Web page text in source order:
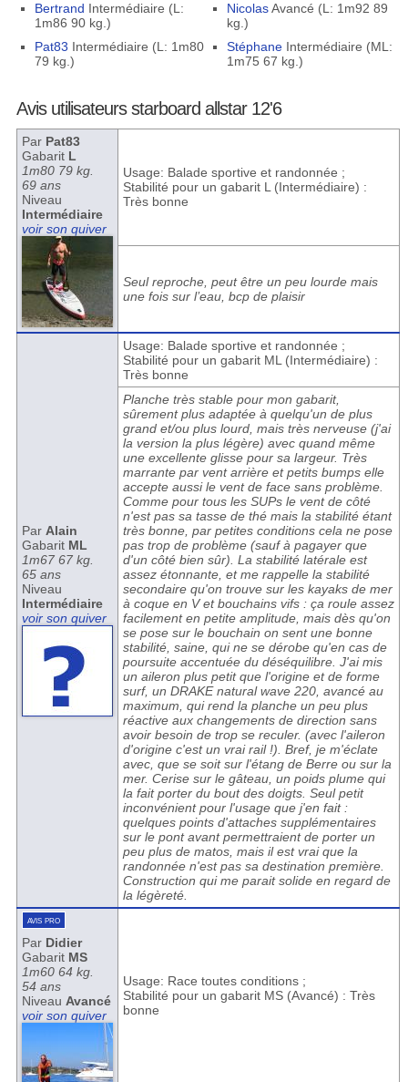
Bertrand Intermédiaire (L:
1m86 90 kg.)
Pat83 Intermédiaire (L: 1m80
79 kg.)
NicolasAvancé (L: 1m92 89
kg.)
StéphaneIntermédiaire (ML:
1m75 67 kg.)
Avis utilisateurs starboard allstar 12'6
Par Pat83
Gabarit L
1m80 79 kg.
69 ans
Niveau
Intermédiaire
voir son quiver
Usage: Balade sportive et randonnée ;
Stabilité pour un gabarit L (Intermédiaire) :
Très bonne
Seul reproche, peut être un peu lourde mais
une fois sur l’eau, bcp de plaisir
Par Alain
Gabarit ML
1m67 67 kg.
65 ans
Niveau
Intermédiaire
voir son quiver
Usage: Balade sportive et randonnée ;
Stabilité pour un gabarit ML (Intermédiaire) :
Très bonne
Planche très stable pour mon gabarit,
sûrement plus adaptée à quelqu'un de plus
grand et/ou plus lourd, mais très nerveuse (j'ai
la version la plus légère) avec quand même
une excellente glisse pour sa largeur. Très
marrante par vent arrière et petits bumps elle
accepte aussi le vent de face sans problème.
Comme pour tous les SUPs le vent de côté
n'est pas sa tasse de thé mais la stabilité étant
très bonne, par petites conditions cela ne pose
pas trop de problème (sauf à pagayer que
d'un côté bien sûr). La stabilité latérale est
assez étonnante, et me rappelle la stabilité
secondaire qu'on trouve sur les kayaks de mer
à coque en V et bouchains vifs : ça roule assez
facilement en petite amplitude, mais dès qu'on
se pose sur le bouchain on sent une bonne
stabilité, saine, qui ne se dérobe qu'en cas de
poursuite accentuée du déséquilibre. J'ai mis
un aileron plus petit que l'origine et de forme
surf, un DRAKE natural wave 220, avancé au
maximum, qui rend la planche un peu plus
réactive aux changements de direction sans
avoir besoin de trop se reculer. (avec l'aileron
d'origine c'est un vrai rail !). Bref, je m'éclate
avec, que se soit sur l'étang de Berre ou sur la
mer. Cerise sur le gâteau, un poids plume qui
la fait porter du bout des doigts. Seul petit
inconvénient pour l'usage que j'en fait :
quelques points d'attaches supplémentaires
sur le pont avant permettraient de porter un
peu plus de matos, mais il est vrai que la
randonnée n'est pas sa destination première.
Construction qui me parait solide en regard de
la légèreté.
avis pro
Par Didier
Gabarit MS
1m60 64 kg.
54 ans
Niveau Avancé
voir son quiver
Usage: Race toutes conditions ;
Stabilité pour un gabarit MS (Avancé) : Très
bonne